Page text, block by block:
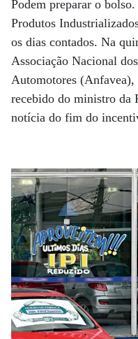
Podem preparar o
Produtos
os dias contados. Na
Associação Nacional
Automotores
recebido do ministro da
notícia do fim do